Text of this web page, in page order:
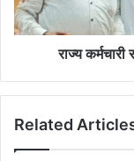
में
आयोजित
राज्य
Related